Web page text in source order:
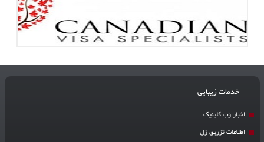
خدمات زیبایی
اخبار وب کلینیک
اطلاعات تزریق ژل